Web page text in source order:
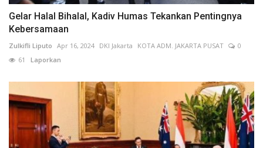
Gelar Halal Bihalal, Kadiv Humas Tekankan Pentingnya
Kebersamaan
Zulkifli Liputo Apr 16, 2024 DKI Jakarta KOTA ADM. JAKARTA PUSAT
0
61
Laporkan